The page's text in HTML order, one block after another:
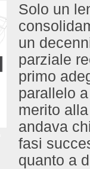
Solo un
un
parziale
primo
parallelo
merito
andava
fasi
quanto a